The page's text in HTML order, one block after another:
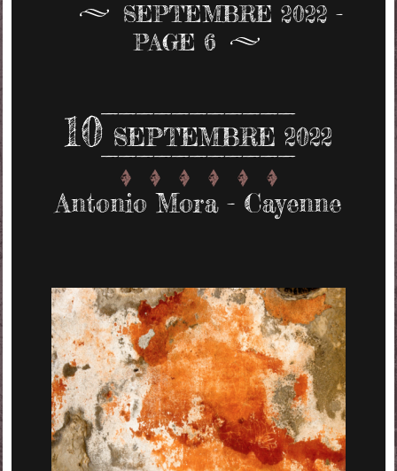
SEPTEMBRE 2022 -
PAGE 6
10 SEPTEMBRE 2022
Antonio Mora - Cayenne